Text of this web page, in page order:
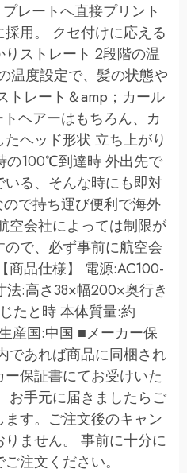
レートへ直接プリント
用。 クセ付けに応える
ストレート 2段階の温
度設定で、髪の状態や
トレート＆amp；カール
ヘアーはもちろん、カ
ヘッド形状 立ち上がり
100℃到達時 外出先で
る、そんな時にも即対
で持ち運び便利で海外
会社によっては制限が
で、必ず事前に航空会
商品仕様】 電源:AC100-
:高さ38×幅200×奥行き
たと時 本体質量:約
産国:中国 ■メーカー保
であれば商品に同梱され
保証書にてお受けいた
お手元に届きましたらご
す。ご注文後のキャン
ません。 事前に十分に
注文ください。